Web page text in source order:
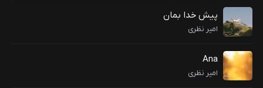
پیش خدا بمان
امیر نظری
Ana
امیر نظری